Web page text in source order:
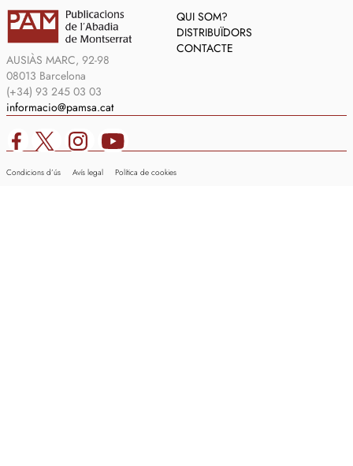
AUSIÀS MARC, 92-98
08013 Barcelona
(+34) 93 245 03 03
informacio@pamsa.cat
QUI SOM?
DISTRIBUÏDORS
CONTACTE
Condicions d’ús Avís legal Política de cookies